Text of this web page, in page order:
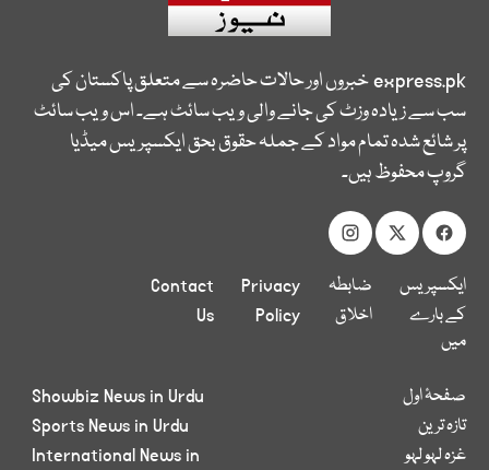
express.pkخبروں اور حالات حاضرہ سے متعلق پاکستان کی
سب سے زیادہ وزٹ کی جانے والی ویب سائٹ ہے۔ اس ویب سائٹ
پر شائع شدہ تمام مواد کے جملہ حقوق بحق ایکسپریس میڈیا
گروپ محفوظ ہیں۔
ایکسپریس
کے بارے
میں
ضابطہ
اخلاق
Privacy
Policy
Contact
Us
صفحۂ اول
تازہ ترین
غزہ لہو لہو
Showbiz News in Urdu
Sports News in Urdu
International News in